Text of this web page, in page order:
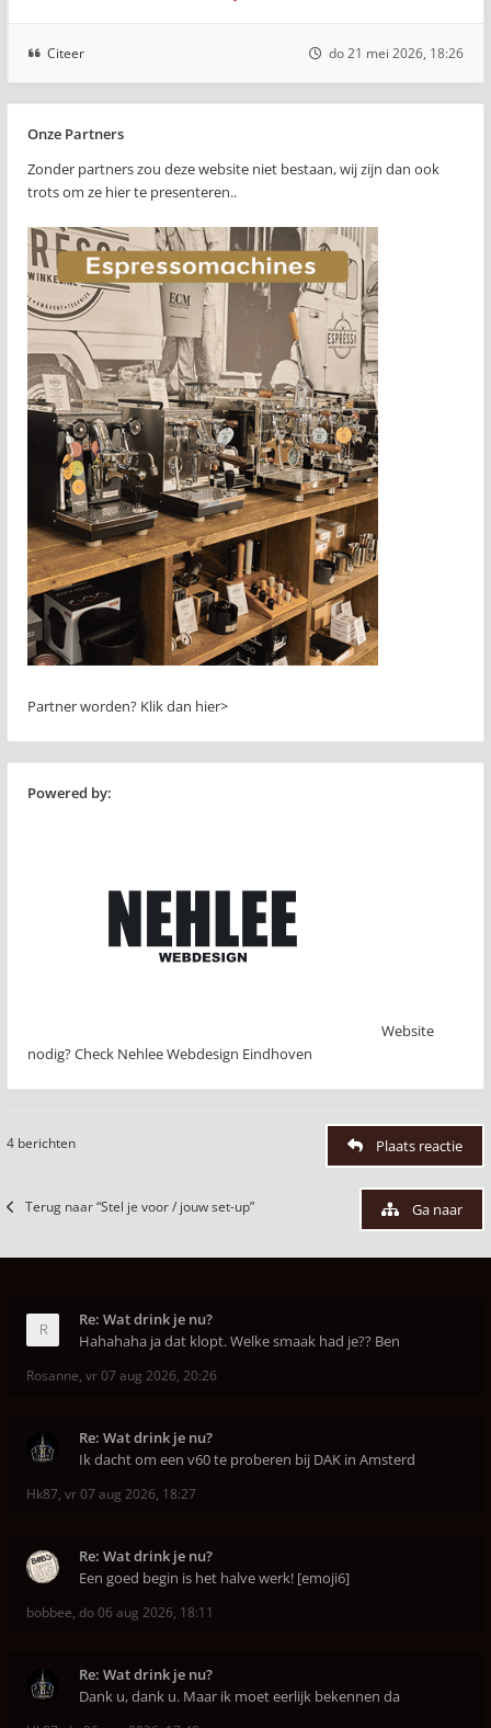
Citeer do 21 mei 2026, 18:26
Onze Partners
Zonder partners zou deze website niet bestaan, wij zijn dan ook
trots om ze hier te presenteren..
Partner worden? Klik dan hier>
Powered by:
Website
nodig? Check Nehlee Webdesign Eindhoven
4 berichten Plaats reactie
Terug naar “Stel je voor / jouw set-up” Ga naar
Re: Wat drink je nu?
Hahahaha ja dat klopt. Welke smaak had je?? Ben
Rosanne, vr 07 aug 2026, 20:26
Re: Wat drink je nu?
Ik dacht om een v60 te proberen bij DAK in Amsterd
Hk87, vr 07 aug 2026, 18:27
Re: Wat drink je nu?
Een goed begin is het halve werk! [emoji6]
bobbee, do 06 aug 2026, 18:11
Re: Wat drink je nu?
Dank u, dank u. Maar ik moet eerlijk bekennen da